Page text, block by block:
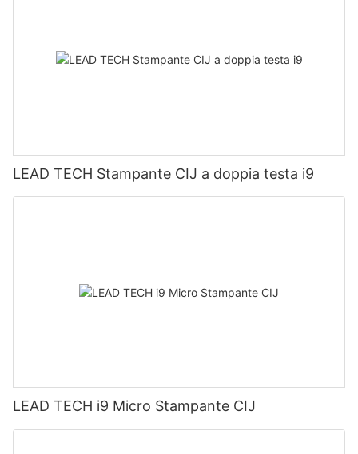
LEAD TECH Stampante CIJ a doppia testa i9
LEAD TECH i9 Micro Stampante CIJ